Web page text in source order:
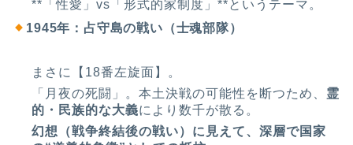
**「性愛」vs「形式的家制度」**というテーマ。
1945年：占守島の戦い（士魂部隊）
まさに【18番左旋面】。
「月夜の死闘」。本土決戦の可能性を断つため、 霊
的・民族的な大義により数千が散る。
幻想（戦争終結後の戦い）に見えて、深層で国家